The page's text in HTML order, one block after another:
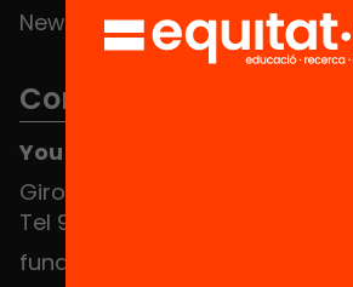
News
Contact
You can find us at the Social
Girona 34, interior 08010
Tel 934 588 700
fundacio@equitat.org